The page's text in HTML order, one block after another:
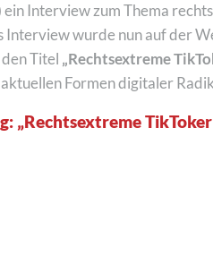
ein Interview zum Thema
Interview wurde nun auf der
Titel „Rechtsextreme
Formen digitaler
„Rechtsextreme